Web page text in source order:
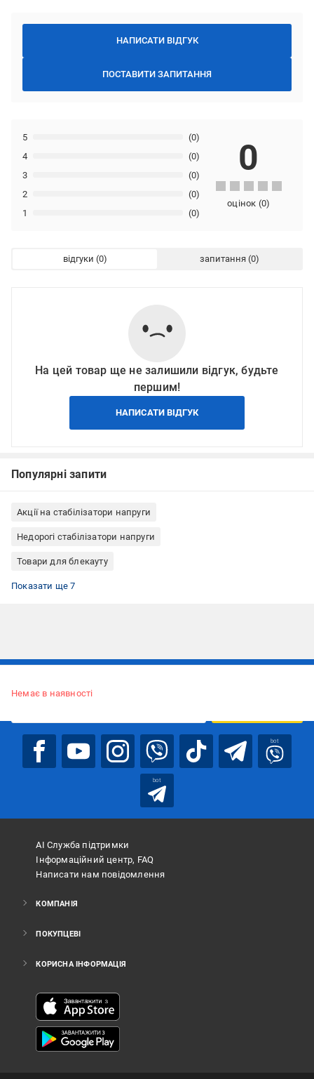
НАПИСАТИ ВІДГУК
ПОСТАВИТИ ЗАПИТАННЯ
1 (0)
2 (0)
3 (0)
4 (0)
5 (0)
0
оцінок (0)
відгуки запитання
На цей товар ще не залишили відгук, будьте
першим!
НАПИСАТИ ВІДГУК
Популярні запити
Акції на стабілізатори напруги
Недорогі стабілізатори напруги
Товари для блекауту
Показати ще 7
Немає в наявності
bot
bot
АІ Служба підтримки
Інформаційний центр, FAQ
Написати нам повідомлення
КОМПАНІЯ
ПОКУПЦЕВІ
КОРИСНА ІНФОРМАЦІЯ